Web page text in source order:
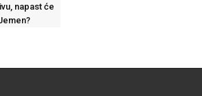
napast će